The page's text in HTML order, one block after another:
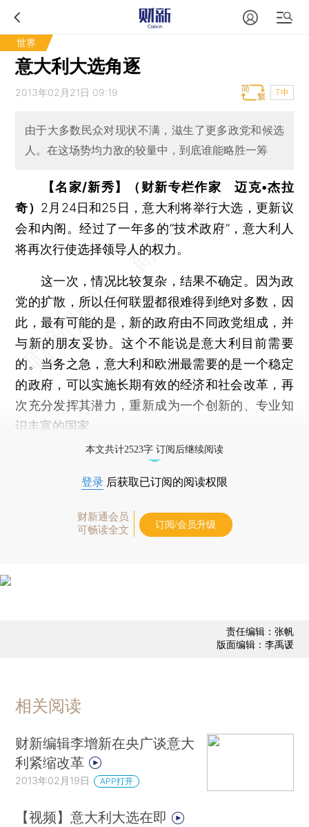
世界
意大利大选角逐
2013年02月21日 09:19 T中
由于大多数民众对现状不满，滋生了更多政党和候选
人。在这场势均力敌的较量中，到底谁能略胜一筹
【名家/新秀】（财新专栏作家 迈克•杰拉
奇） 2月24日和25日，意大利将举行大选，更新议
会和内阁。经过了一年多的“技术政府”，意大利人
将再次行使选择领导人的权力。
这一次，情况比较复杂，结果不确定。因为政
党的扩散，所以任何联盟都很难得到绝对多数，因
此，最有可能的是，新的政府由不同政党组成，并
与新的朋友妥协。这个不能说是意大利目前需要
的。当务之急，意大利和欧洲最需要的是一个稳定
的政府，可以实施长期有效的经济和社会改革，再
次充分发挥其潜力，重新成为一个创新的、专业知
识丰富的国家。
本文共计2523字 订阅后继续阅读
登录 后获取已订阅的阅读权限
财新通会员
可畅读全文
订阅/会员升级
责任编辑：张帆
版面编辑：李禹谖
相关阅读
财新编辑李增新在央广谈意大
利紧缩改革
2013年02月19日 APP打开
【视频】意大利大选在即